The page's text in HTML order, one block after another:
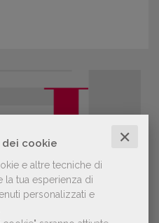
cookie ✕
e altre tecniche di
tua esperienza di
personalizzati e